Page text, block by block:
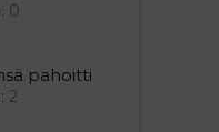
0
pahoitti
2